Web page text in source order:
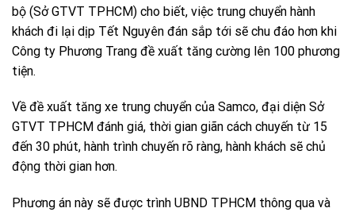
bộ (Sở GTVT TPHCM) cho biết, việc trung chuyển hành
khách đi lại dịp Tết Nguyên đán sắp tới sẽ chu đáo hơn khi
Công ty Phương Trang đề xuất tăng cường lên 100 phương
tiện.
Về đề xuất tăng xe trung chuyển của Samco, đại diện Sở
GTVT TPHCM đánh giá, thời gian giãn cách chuyến từ 15
đến 30 phút, hành trình chuyến rõ ràng, hành khách sẽ chủ
động thời gian hơn.
Phương án này sẽ được trình UBND TPHCM thông qua và